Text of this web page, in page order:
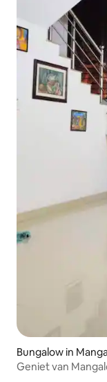
Bungalow in
Geniet van